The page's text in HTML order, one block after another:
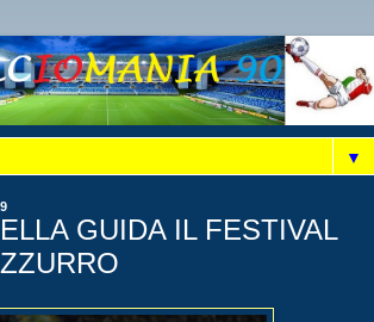
▼
GUIDA IL FESTIVAL